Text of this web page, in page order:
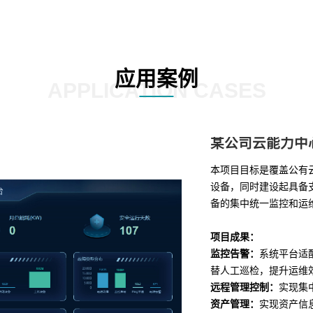
应用案例
APPLICATION CASES
某公司云能力中
本项目目标是覆盖公有
设备，同时建设起具备
备的集中统一监控和运
项目成果：
监控告警： 系统平台适
替人工巡检，提升运维
远程管理控制： 实现集
资产管理： 实现资产信